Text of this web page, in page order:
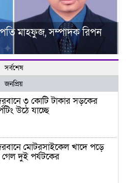
মাহফুজ, সম্পাদক রিপন
সর্বশেষ
জনপ্রিয়
৩ কোটি টাকার সড়কের
উঠে যাচ্ছে
মোটরসাইকেল খাদে পড়ে
গেল দুই পর্যটকের